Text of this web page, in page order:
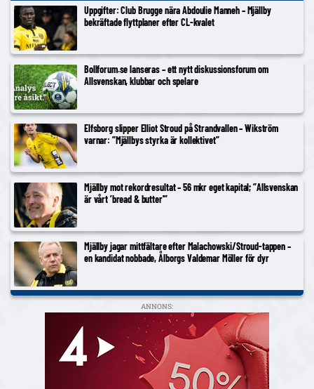
Uppgifter: Club Brugge nära Abdoulie Manneh – Mjällby
bekräftade flyttplaner efter CL-kvalet
Bollforum.se lanseras – ett nytt diskussionsforum om
Allsvenskan, klubbar och spelare
Elfsborg slipper Elliot Stroud på Strandvallen – Wikström
varnar: ”Mjällbys styrka är kollektivet”
Mjällby mot rekordresultat – 56 mkr eget kapital; ”Allsvenskan
är vårt ’bread & butter'”
Mjällby jagar mittfältare efter Malachowski/Stroud-tappen –
en kandidat nobbade, Ålborgs Valdemar Möller för dyr
ANNONS: